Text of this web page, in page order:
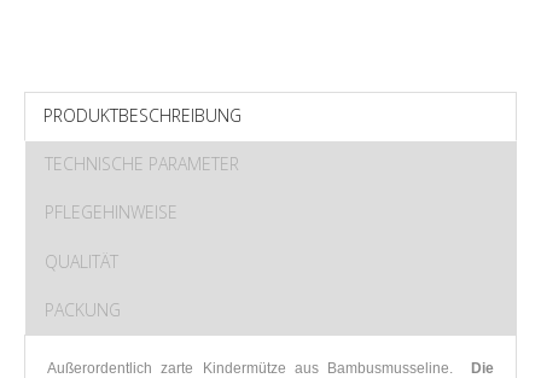
PRODUKTBESCHREIBUNG
TECHNISCHE PARAMETER
PFLEGEHINWEISE
QUALITÄT
PACKUNG
Außerordentlich zarte Kindermütze aus Bambusmusseline.
Die